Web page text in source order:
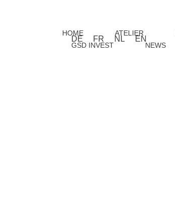
DE FR NL EN
HOME ATELIER
GSD INVEST
NEWS